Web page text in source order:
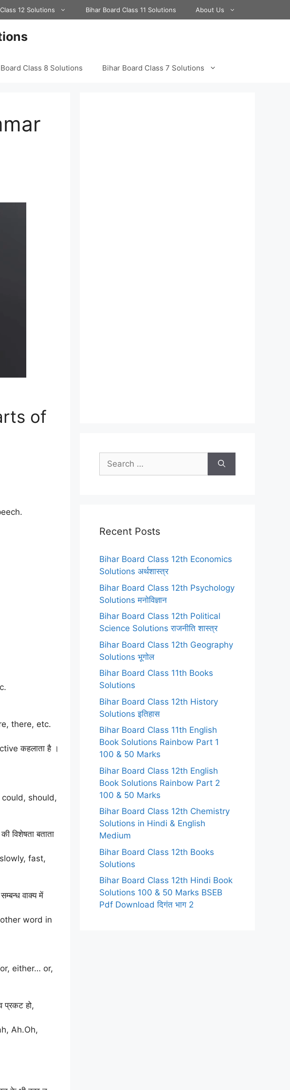
12 Solutions Bihar Board Class 11 Solutions About Us
Class 8 Solutions Bihar Board Class 7 Solutions
of
there, etc.
कहलाता है ।
should,
विशेषता बताता
fast,
वाक्य में
word in
either… or,
प्रकट हो,
Ah.Oh,
Search
for:
Recent Posts
Bihar Board Class 12th Economics
Solutions अर्थशास्त्र
Bihar Board Class 12th Psychology
Solutions मनोविज्ञान
Bihar Board Class 12th Political
Science Solutions राजनीति शास्त्र
Bihar Board Class 12th Geography
Solutions भूगोल
Bihar Board Class 11th Books
Solutions
Bihar Board Class 12th History
Solutions इतिहास
Bihar Board Class 11th English
Book Solutions Rainbow Part 1
100 & 50 Marks
Bihar Board Class 12th English
Book Solutions Rainbow Part 2
100 & 50 Marks
Bihar Board Class 12th Chemistry
Solutions in Hindi & English
Medium
Bihar Board Class 12th Books
Solutions
Bihar Board Class 12th Hindi Book
Solutions 100 & 50 Marks BSEB
Pdf Download दिगंत भाग 2